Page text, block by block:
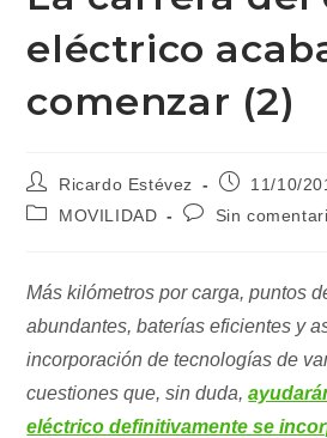
eléctrico
comenzar (2)
Autor
de
la
Ricardo Estévez
Publicación
la
11/10/
Categoría
entrada:
MOVILIDAD
Comentarios
Sin
Más kilómetros por carga, puntos
abundantes, baterías eficientes y
incorporación de tecnologías de
cuestiones que, sin duda,
eléctrico definitivamente se